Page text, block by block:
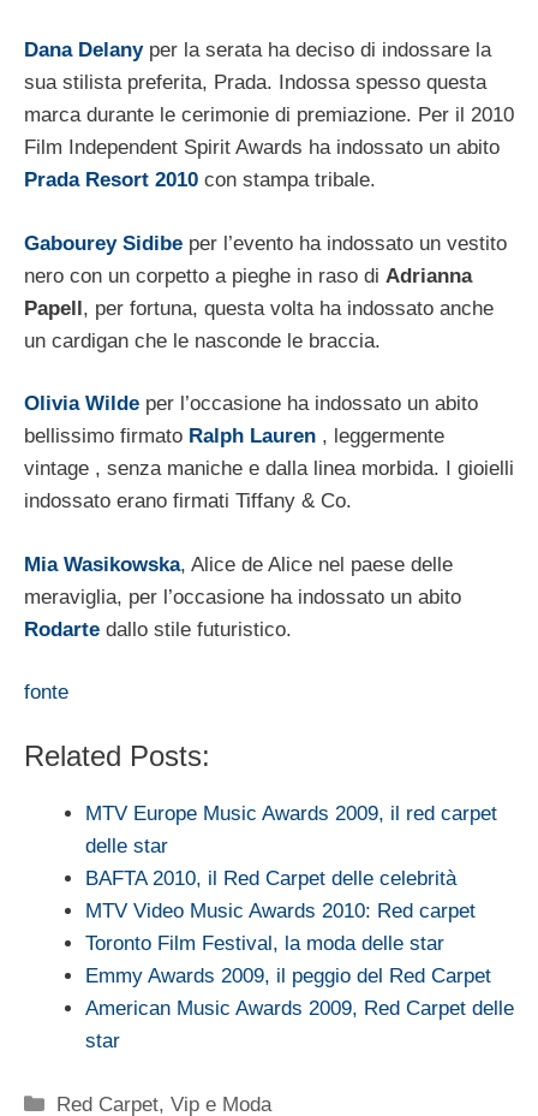
Dana Delanyper la serata ha deciso di indossare la
sua stilista preferita, Prada. Indossa spesso questa
marca durante le cerimonie di premiazione. Per il 2010
Film Independent Spirit Awards ha indossato un abito
Prada Resort 2010 con stampa tribale.
Gabourey Sidibe per l’evento ha indossato un vestito
nero con un corpetto a pieghe in raso di Adrianna
Papell, per fortuna, questa volta ha indossato anche
un cardigan che le nasconde le braccia.
Olivia Wilde per l’occasione ha indossato un abito
bellissimo firmato Ralph Lauren , leggermente
vintage , senza maniche e dalla linea morbida. I gioielli
indossato erano firmati Tiffany & Co.
Mia Wasikowska, Alice de Alice nel paese delle
meraviglia, per l’occasione ha indossato un abito
Rodarte dallo stile futuristico.
fonte
Related Posts:
MTV Europe Music Awards 2009, il red carpet
delle star
BAFTA 2010, il Red Carpet delle celebrità
MTV Video Music Awards 2010: Red carpet
Toronto Film Festival, la moda delle star
Emmy Awards 2009, il peggio del Red Carpet
American Music Awards 2009, Red Carpet delle
star
Categorie
Red Carpet,Vip e Moda